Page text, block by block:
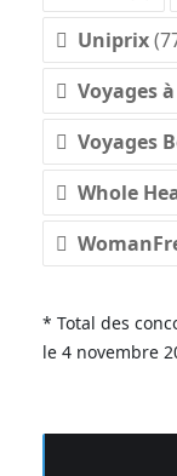
Uniprix
Voyages
Voyages
Whole
* Total des
le 4 novembre